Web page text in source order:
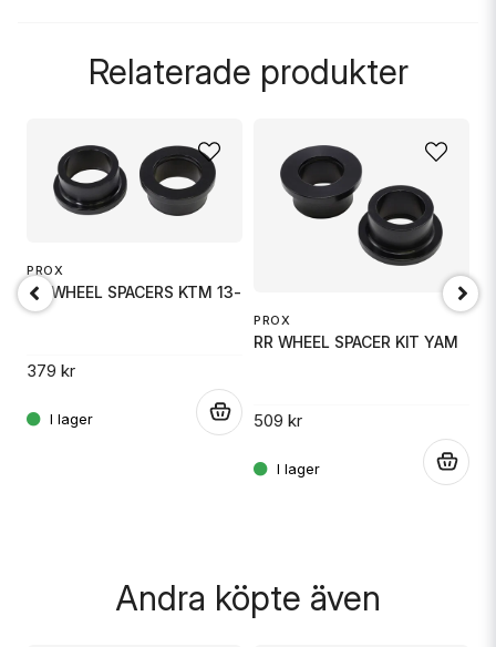
name
Namn
Ja, ni får publicera min fråga
Relaterade produkter
PROX
RR WHEEL SPACERS KTM 13-
379 kr
PROX
RR WHEEL SPACER KIT YAM
509 kr
Andra köpte även